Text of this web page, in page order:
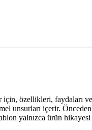
özellikleri, faydaları ve
unsurları içerir.
yalnızca ürün hikayesi